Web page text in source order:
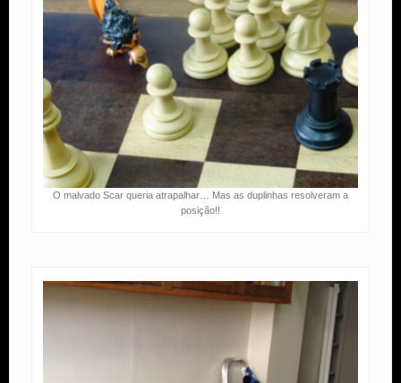
O malvado Scar queria atrapalhar… Mas as duplinhas resolveram a
posição!!